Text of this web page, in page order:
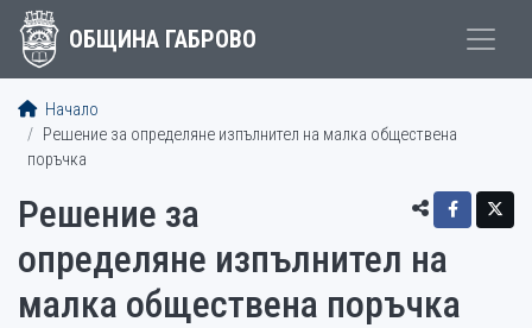
ОБЩИНА ГАБРОВО
Начало
Решение за определяне изпълнител на малка обществена
поръчка
Решение за
определяне изпълнител на
малка обществена поръчка